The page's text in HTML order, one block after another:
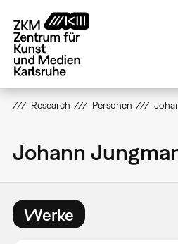
zum
Inhalt
Research Personen
Johann
Werke